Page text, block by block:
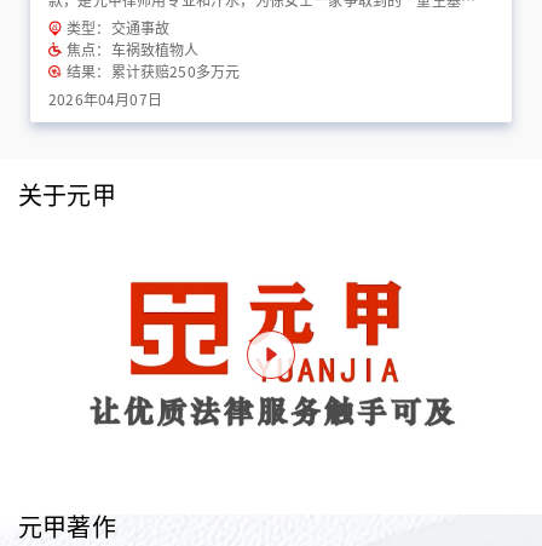
金”！
类型：交通事故
焦点：车祸致植物人
结果：累计获赔250多万元
2026年04月07日
关于元甲
元甲著作